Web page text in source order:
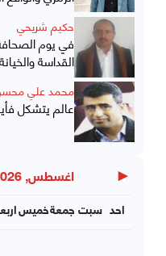
حكيم شريحي
في يوم
القداسة والخيانة
محمد علي
عالم يتشكل
◀ اغسطس, 2026
خميسجمعة سبت احد